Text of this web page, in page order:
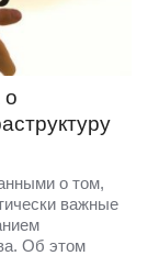
о
о том,
важные
Об этом